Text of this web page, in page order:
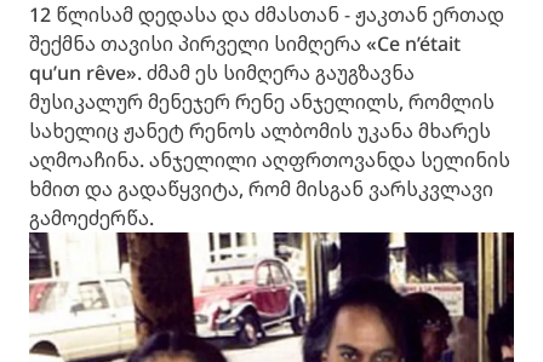
12 წლისამ დედასა და ძმასთან - ჟაკთან ერთად
შექმნა თავისი პირველი სიმღერა «Ce n’était
qu’un rêve». ძმამ ეს სიმღერა გაუგზავნა
მუსიკალურ მენეჯერ რენე ანჯელილს, რომლის
სახელიც ჟანეტ რენოს ალბომის უკანა მხარეს
აღმოაჩინა. ანჯელილი აღფრთოვანდა სელინის
ხმით და გადაწყვიტა, რომ მისგან ვარსკვლავი
გამოეძერწა.